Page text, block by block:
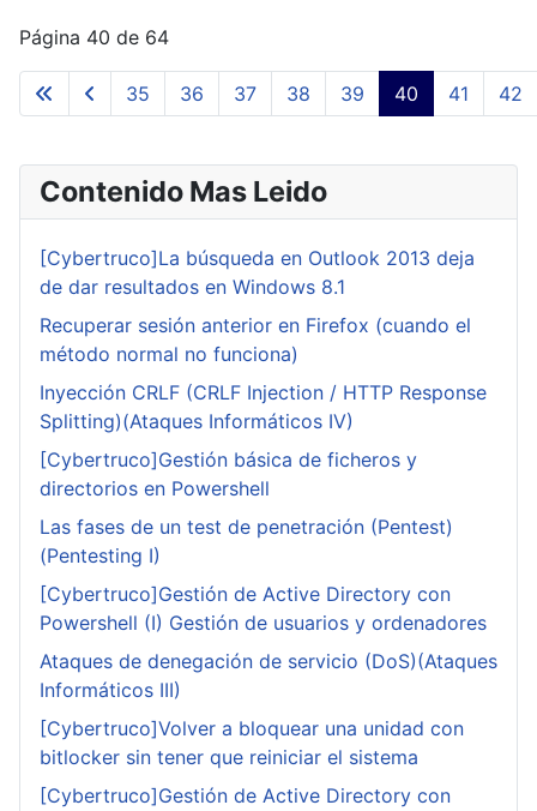
Página 40 de 64
35 36 37 38 39 40 41 42
Contenido Mas Leido
[Cybertruco]La búsqueda en Outlook 2013 deja
de dar resultados en Windows 8.1
Recuperar sesión anterior en Firefox (cuando el
método normal no funciona)
Inyección CRLF (CRLF Injection / HTTP Response
Splitting)(Ataques Informáticos IV)
[Cybertruco]Gestión básica de ficheros y
directorios en Powershell
Las fases de un test de penetración (Pentest)
(Pentesting I)
[Cybertruco]Gestión de Active Directory con
Powershell (I) Gestión de usuarios y ordenadores
Ataques de denegación de servicio (DoS)(Ataques
Informáticos III)
[Cybertruco]Volver a bloquear una unidad con
bitlocker sin tener que reiniciar el sistema
[Cybertruco]Gestión de Active Directory con